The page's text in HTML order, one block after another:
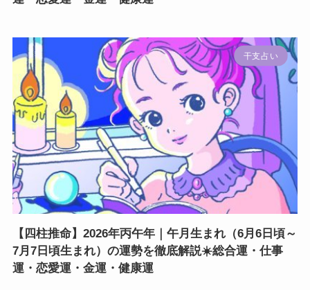
干支占い
【四柱推命】2026年丙午年｜午月生まれ（6月6日頃～
7月7日頃生まれ）の運勢を徹底解説☀️総合運・仕事
運・恋愛運・金運・健康運